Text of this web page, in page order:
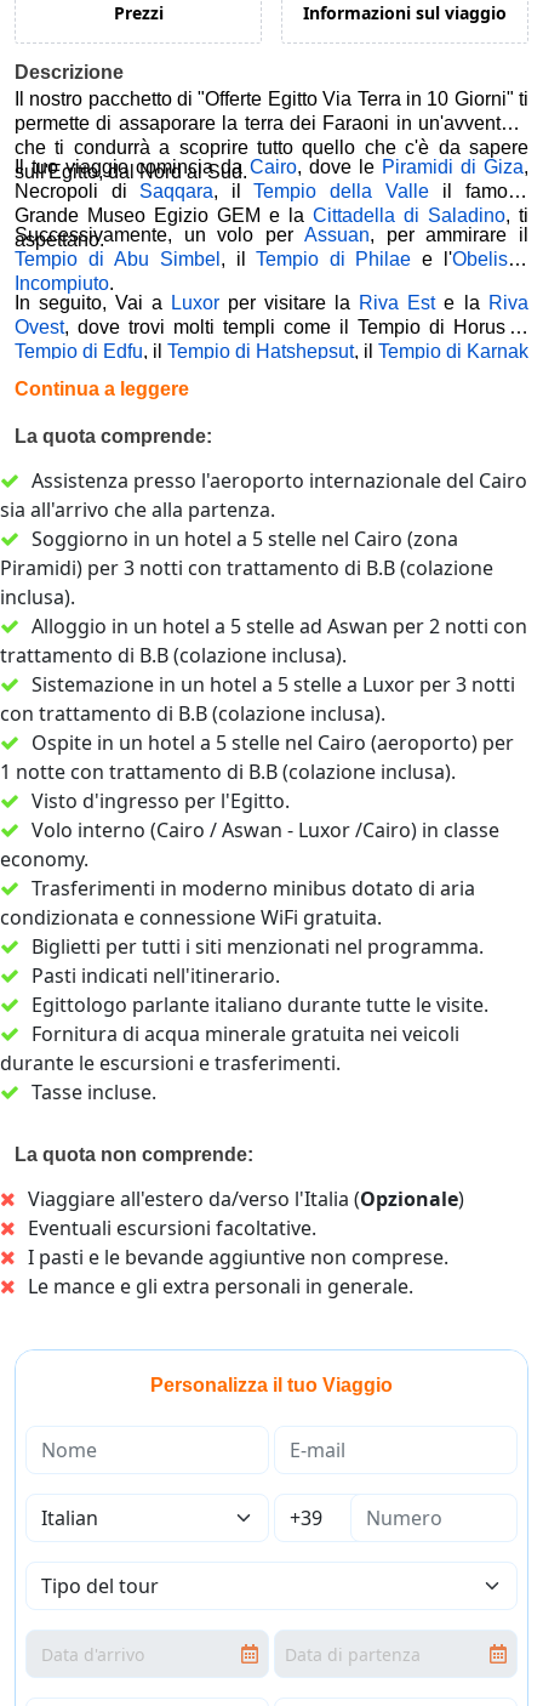
Prezzi Informazioni sul viaggio
Descrizione
Il nostro pacchetto di "Offerte Egitto Via Terra in 10 Giorni" ti
permette di assaporare la terra dei Faraoni in un'avventura
che ti condurrà a scoprire tutto quello che c'è da sapere
sull'Egitto, dal Nord al Sud.
Il tuo viaggio comincia da Cairo, dove le Piramidi di Giza,
Necropoli di Saqqara, il Tempio della Valle il famoso
Grande Museo Egizio GEM e la Cittadella di Saladino, ti
aspettano.
Successivamente, un volo per Assuan, per ammirare il
Tempio di Abu Simbel , il Tempio di Philae e l'Obelisco
Incompiuto.
In seguito, Vai a
Luxor per visitare la Riva Este la Riva
Ovest, dove trovi molti templi come il Tempio di Horus, il
Tempio di Edfu, il Tempio di Hatshepsut, il Tempio di Karnak
FiumeNilo.
Continua a leggere
La quota comprende:
Assistenza presso l'aeroporto internazionale del Cairo
sia all'arrivo che alla partenza.
Soggiorno in un hotel a 5 stelle nel Cairo (zona
Piramidi) per 3 notti con trattamento di B.B (colazione
inclusa).
Alloggio in un hotel a 5 stelle ad Aswan per 2 notti con
trattamento di B.B (colazione inclusa).
Sistemazione in un hotel a 5 stelle a Luxor per 3 notti
con trattamento di B.B (colazione inclusa).
Ospite in un hotel a 5 stelle nel Cairo (aeroporto) per
1 notte con trattamento di B.B (colazione inclusa).
Visto d'ingresso per l'Egitto.
Volo interno (Cairo / Aswan - Luxor /Cairo) in classe
economy.
Trasferimenti in moderno minibus dotato di aria
condizionata e connessione WiFi gratuita.
Biglietti per tutti i siti menzionati nel programma.
Pasti indicati nell'itinerario.
Egittologo parlante italiano durante tutte le visite.
Fornitura di acqua minerale gratuita nei veicoli
durante le escursioni e trasferimenti.
Tasse incluse.
La quota non comprende:
Viaggiare all'estero da/verso l'Italia (Opzionale)
Eventuali escursioni facoltative.
I pasti e le bevande aggiuntive non comprese.
Le mance e gli extra personali in generale.
Personalizza il tuo Viaggio